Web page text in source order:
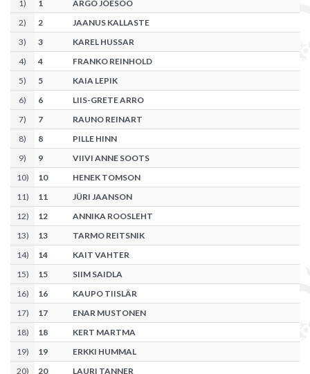
1) 1
ARGO JÕESOO
2) 2
JAANUS KALLASTE
3) 3
KAREL HUSSAR
4) 4
FRANKO REINHOLD
5) 5
KAIA LEPIK
6) 6
LIIS-GRETE ARRO
7) 7
RAUNO REINART
8) 8
PILLE HINN
9) 9
VIIVI ANNE SOOTS
10) 10
HENEK TOMSON
11) 11
JÜRI JAANSON
12) 12
ANNIKA ROOSLEHT
13) 13
TARMO REITSNIK
14) 14
KAIT VAHTER
15) 15
SIIM SAIDLA
16) 16
KAUPO TIISLÄR
17) 17
ENAR MUSTONEN
18) 18
KERT MARTMA
19) 19
ERKKI HUMMAL
20) 20
LAURI TANNER